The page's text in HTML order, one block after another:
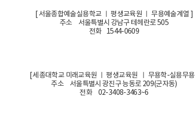
[ 서울종합예술실용학교 ㅣ 평생교육원 ㅣ 무용예술계열 ]
주소 서울특별시 강남구 테헤란로 505
전화 1544-0609
[ 세종대학교 미래교육원 ㅣ 평생교육원 ㅣ 무용학-실용무용 ]
주소 서울특별시 광진구 능동로 209(군자동)
전화 02-3408-3463~6